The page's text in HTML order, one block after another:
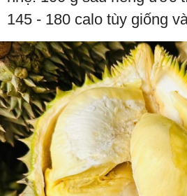
145 - 180 calo tùy giống